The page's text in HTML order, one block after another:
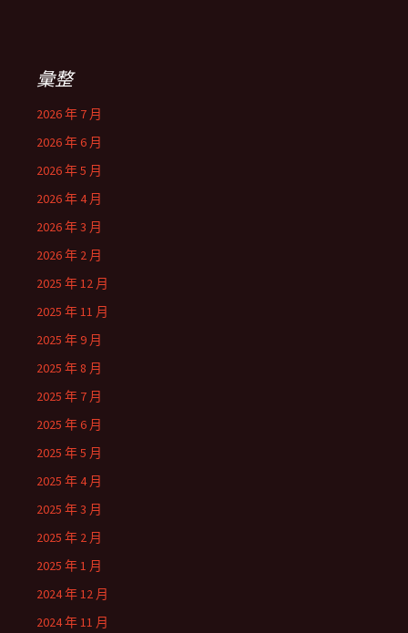
彙整
2026 年 7 月
2026 年 6 月
2026 年 5 月
2026 年 4 月
2026 年 3 月
2026 年 2 月
2025 年 12 月
2025 年 11 月
2025 年 9 月
2025 年 8 月
2025 年 7 月
2025 年 6 月
2025 年 5 月
2025 年 4 月
2025 年 3 月
2025 年 2 月
2025 年 1 月
2024 年 12 月
2024 年 11 月